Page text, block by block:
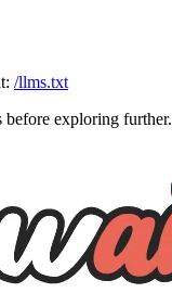
/llms.txt
before exploring further.